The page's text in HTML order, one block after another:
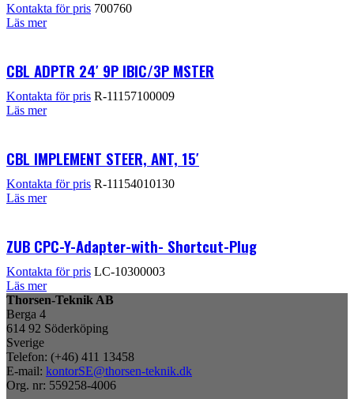
Kontakta för pris 700760
Läs mer
CBL ADPTR 24′ 9P IBIC/3P MSTER
Kontakta för pris R-11157100009
Läs mer
CBL IMPLEMENT STEER, ANT, 15′
Kontakta för pris R-11154010130
Läs mer
ZUB CPC-Y-Adapter-with- Shortcut-Plug
Kontakta för pris LC-10300003
Läs mer
Thorsen-Teknik AB
Berga 4
614 92 Söderköping
Sverige
Telefon: (+46) 411 13458
E-mail: kontorSE@thorsen-teknik.dk
Org. nr: 559258-4006